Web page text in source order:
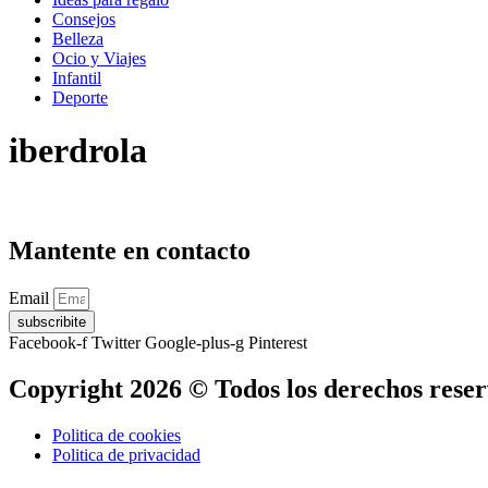
Consejos
Belleza
Ocio y Viajes
Infantil
Deporte
iberdrola
Mantente en contacto
Email
subscribite
Facebook-f Twitter Google-plus-g Pinterest
Copyright 2026 © Todos los derechos
Politica de cookies
Politica de privacidad